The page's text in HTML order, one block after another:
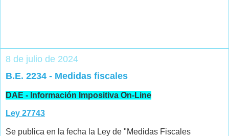
8 de julio de 2024
B.E. 2234 - Medidas fiscales
DAE - Información Impositiva On-Line
Ley 27743
Se publica en la fecha la Ley de "Medidas Fiscales